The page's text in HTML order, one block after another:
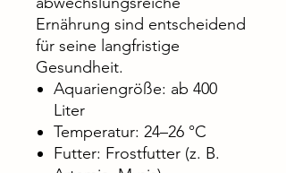
Ernährung sind entscheidend
für seine langfristige
Gesundheit.
Aquariengröße: ab 400
Liter
Temperatur: 24–26 °C
Futter: Frostfutter (z. B.